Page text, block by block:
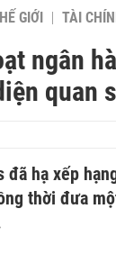
GIỚI TÀI
ngân
quan
đã hạ xếp
thời đưa